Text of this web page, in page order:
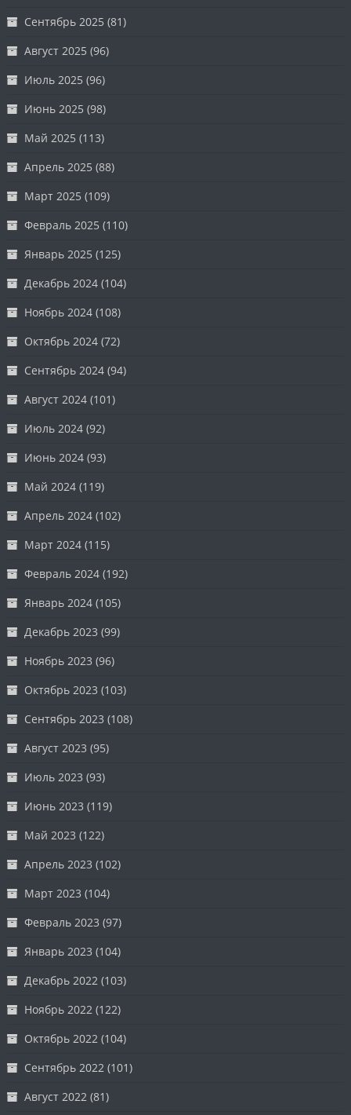
Сентябрь 2025 (81)
Август 2025 (96)
Июль 2025 (96)
Июнь 2025 (98)
Май 2025 (113)
Апрель 2025 (88)
Март 2025 (109)
Февраль 2025 (110)
Январь 2025 (125)
Декабрь 2024 (104)
Ноябрь 2024 (108)
Октябрь 2024 (72)
Сентябрь 2024 (94)
Август 2024 (101)
Июль 2024 (92)
Июнь 2024 (93)
Май 2024 (119)
Апрель 2024 (102)
Март 2024 (115)
Февраль 2024 (192)
Январь 2024 (105)
Декабрь 2023 (99)
Ноябрь 2023 (96)
Октябрь 2023 (103)
Сентябрь 2023 (108)
Август 2023 (95)
Июль 2023 (93)
Июнь 2023 (119)
Май 2023 (122)
Апрель 2023 (102)
Март 2023 (104)
Февраль 2023 (97)
Январь 2023 (104)
Декабрь 2022 (103)
Ноябрь 2022 (122)
Октябрь 2022 (104)
Сентябрь 2022 (101)
Август 2022 (81)